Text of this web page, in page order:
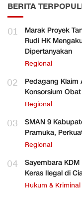
BERITA
01
Marak Proyek
Rudi HK
Dipertanyakan
Regional
02
Pedagang Klaim
Konsorsium
Regional
03
SMAN 9
Pramuka,
Regional
04
Sayembara
Keras Ilegal di
Hukum & Kriminal